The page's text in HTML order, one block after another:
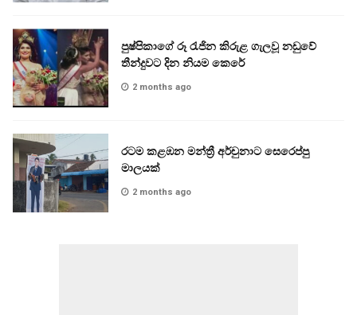
පුෂ්පිකාගේ රූ රැජින කිරුළ ගැලවූ නඩුවේ
තීන්දුවට දින නියම කෙරේ
2 months ago
රටම කළඹන මන්ත්‍රී අර්චුනාට සෙරෙප්පු
මාලයක්
2 months ago